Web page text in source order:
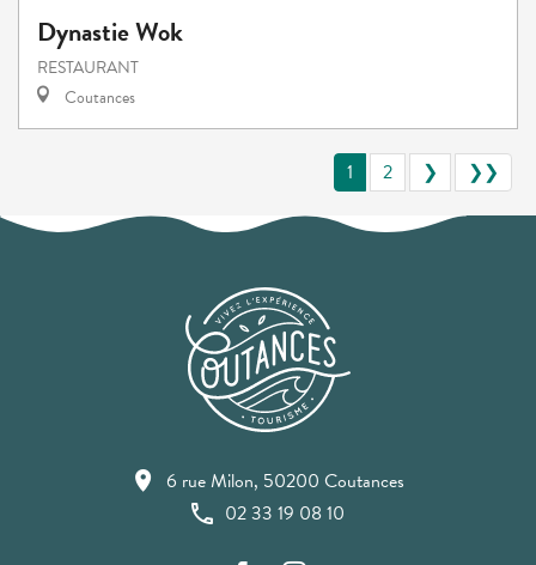
Dynastie Wok
RESTAURANT
Coutances
1 2 ❯ ❯❯
6 rue Milon, 50200 Coutances
02 33 19 08 10